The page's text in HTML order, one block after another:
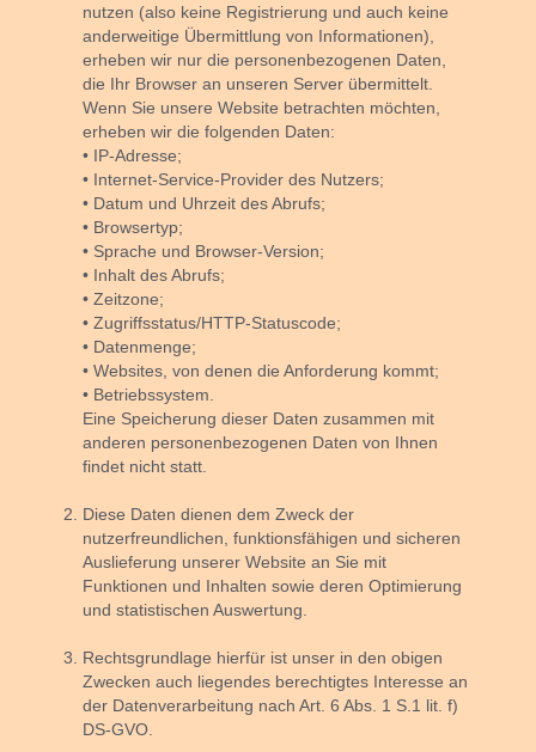
nutzen (also keine Registrierung und auch keine
anderweitige Übermittlung von Informationen),
erheben wir nur die personenbezogenen Daten,
die Ihr Browser an unseren Server übermittelt.
Wenn Sie unsere Website betrachten möchten,
erheben wir die folgenden Daten:
• IP-Adresse;
• Internet-Service-Provider des Nutzers;
• Datum und Uhrzeit des Abrufs;
• Browsertyp;
• Sprache und Browser-Version;
• Inhalt des Abrufs;
• Zeitzone;
• Zugriffsstatus/HTTP-Statuscode;
• Datenmenge;
• Websites, von denen die Anforderung kommt;
• Betriebssystem.
Eine Speicherung dieser Daten zusammen mit
anderen personenbezogenen Daten von Ihnen
findet nicht statt.
Diese Daten dienen dem Zweck der
nutzerfreundlichen, funktionsfähigen und sicheren
Auslieferung unserer Website an Sie mit
Funktionen und Inhalten sowie deren Optimierung
und statistischen Auswertung.
Rechtsgrundlage hierfür ist unser in den obigen
Zwecken auch liegendes berechtigtes Interesse an
der Datenverarbeitung nach Art. 6 Abs. 1 S.1 lit. f)
DS-GVO.